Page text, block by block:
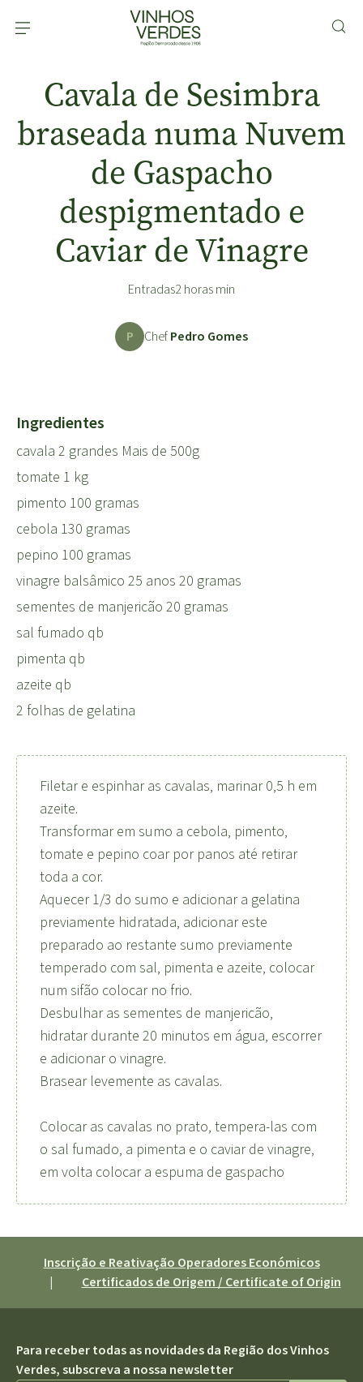
Cavala de Sesimbra
braseada numa Nuvem
de Gaspacho
despigmentado e
Caviar de Vinagre
Entradas2 horas min
P ChefPedro Gomes
Ingredientes
cavala 2 grandes Mais de 500g
tomate 1 kg
pimento 100 gramas
cebola 130 gramas
pepino 100 gramas
vinagre balsâmico 25 anos 20 gramas
sementes de manjericão 20 gramas
sal fumado qb
pimenta qb
azeite qb
2 folhas de gelatina
Filetar e espinhar as cavalas, marinar 0,5 h em
azeite.
Transformar em sumo a cebola, pimento,
tomate e pepino coar por panos até retirar
toda a cor.
Aquecer 1/3 do sumo e adicionar a gelatina
previamente hidratada, adicionar este
preparado ao restante sumo previamente
temperado com sal, pimenta e azeite, colocar
num sifão colocar no frio.
Desbulhar as sementes de manjericão,
hidratar durante 20 minutos em água, escorrer
e adicionar o vinagre.
Brasear levemente as cavalas.
Colocar as cavalas no prato, tempera-las com
o sal fumado, a pimenta e o caviar de vinagre,
em volta colocar a espuma de gaspacho
Inscrição e Reativação Operadores Económicos
|
Certificados de Origem / Certificate of Origin
Para receber todas as novidades da Região dos Vinhos
Verdes, subscreva a nossa newsletter